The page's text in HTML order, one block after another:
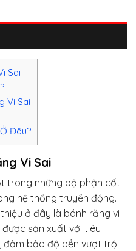
Sai
Vi Sai
Đâu?
Vi Sai
trong những bộ phận cốt
hệ thống truyền động.
ở đây là bánh răng vi
được sản xuất với tiêu
đảm bảo độ bền vượt trội